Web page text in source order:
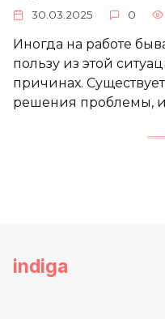
30.03.2025 0
Иногда на работе
пользу из этой
причинах.
решения проблемы,
indiga